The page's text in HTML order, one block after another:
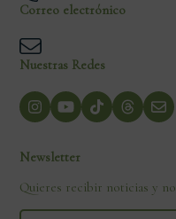
Correo electrónico
Nuestras Redes
Newsletter
Quieres recibir noticias y